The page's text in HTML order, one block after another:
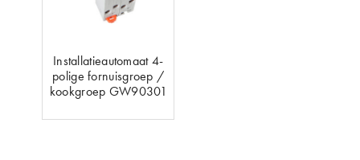
Installatieautomaat 4-
polige fornuisgroep /
kookgroep GW90301